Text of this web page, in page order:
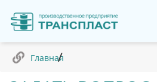
Главная